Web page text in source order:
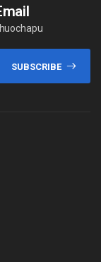
SUBSCRIBE